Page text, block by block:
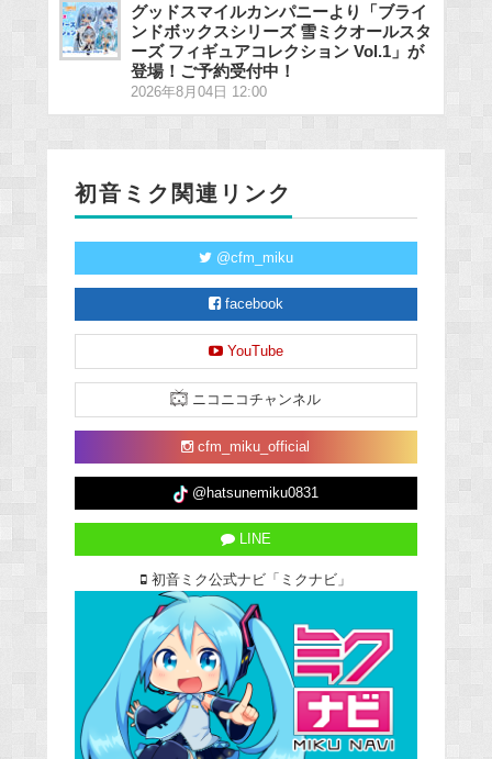
グッドスマイルカンパニーより「ブライ
ンドボックスシリーズ 雪ミクオールスタ
ーズ フィギュアコレクション Vol.1」が
登場！ご予約受付中！
2026年8月04日 12:00
初音ミク関連リンク
@cfm_miku
facebook
YouTube
ニコニコチャンネル
cfm_miku_official
@hatsunemiku0831
LINE
初音ミク公式ナビ「ミクナビ」